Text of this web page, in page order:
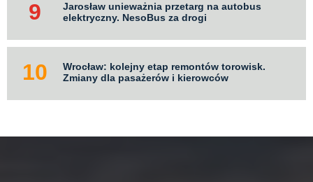
Jarosław unieważnia przetarg na autobus
elektryczny. NesoBus za drogi
Wrocław: kolejny etap remontów torowisk.
Zmiany dla pasażerów i kierowców